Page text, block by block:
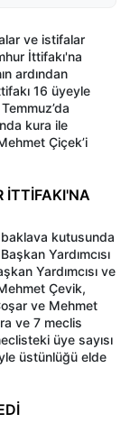
ve istifalar
İttifakı'na
ardından
16 üyeyle
kura ile
Çiçek’i
İTTİFAKI'NA
kutusunda
Yardımcısı
Yardımcısı ve
Çevik,
ve Mehmet
ve 7 meclis
üye sayısı
üstünlüğü elde